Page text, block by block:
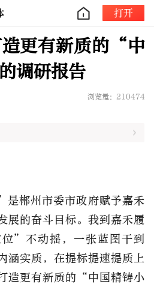
打开
更有新质的“中
调研报告
浏览量：210474
郴州市委市政府赋予嘉禾
展的奋斗目标。我到嘉禾履
”不动摇，一张蓝图干到
涵实质，在提标提速提质上
造更有新质的“中国精铸小